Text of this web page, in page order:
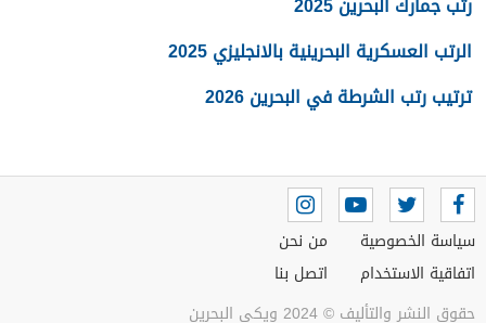
الرتب العسكرية البحرينية بالانجليزي 2025
ترتيب رتب الشرطة في البحرين 2026
سياسة الخصوصية
اتفاقية الاستخدام
من نحن
اتصل بنا
حقوق النشر والتأليف © 2024 ويكي البحرين